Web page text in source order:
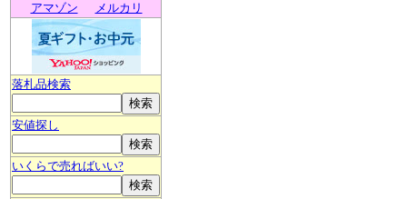
アマゾン
メルカリ
落札品検索
安値探し
いくらで売ればいい?